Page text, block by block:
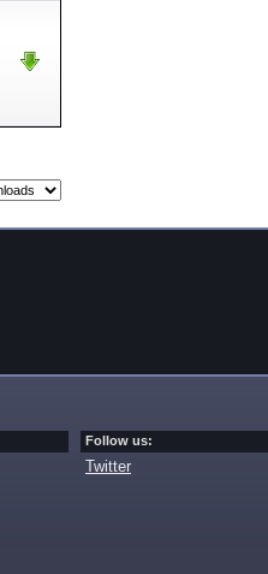
Follow us:
Twitter